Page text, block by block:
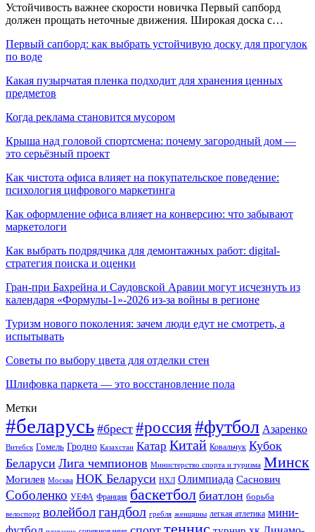
Устойчивость важнее скорости новичка Первый сапборд
должен прощать неточные движения. Широкая доска с…
Первый сапборд: как выбрать устойчивую доску для прогулок
по воде
Какая пузырчатая пленка подходит для хранения ценных
предметов
Когда реклама становится мусором
Крыша над головой спортсмена: почему загородный дом —
это серьёзный проект
Как чистота офиса влияет на покупательское поведение:
психология цифрового маркетинга
Как оформление офиса влияет на конверсию: что забывают
маркетологи
Как выбрать подрядчика для демонтажных работ: digital-
стратегия поиска и оценки
Гран-при Бахрейна и Саудовской Аравии могут исчезнуть из
календаря «Формулы-1»-2026 из-за войны в регионе
Туризм нового поколения: зачем люди едут не смотреть, а
испытывать
Советы по выбору цвета для отделки стен
Шлифовка паркета — это восстановление пола
Метки
#беларусь #брест #россия#футбол Азаренко
Витебск Гомель Гродно Казахстан Катар Китай Ковальчук Кубок
Беларуси Лига чемпионов Министерство спорта и туризма Минск
Могилев Москва НОК Беларуси НХЛ Олимпиада Саснович
Соболенко УЕФА Франция баскетбол биатлон борьба
велоспорт волейболгандбол гребля женщины легкая атлетика мини-